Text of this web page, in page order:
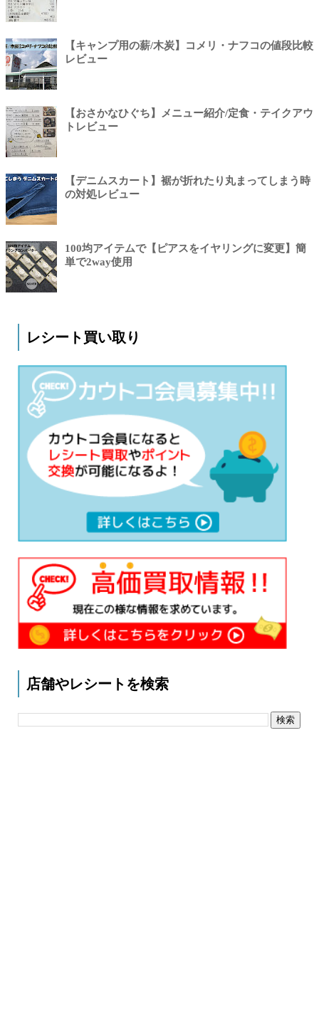
【キャンプ用の薪/木炭】コメリ・ナフコの値段比較
レビュー
【おさかなひぐち】メニュー紹介/定食・テイクアウ
トレビュー
【デニムスカート】裾が折れたり丸まってしまう時
の対処レビュー
100均アイテムで【ピアスをイヤリングに変更】簡
単で2way使用
レシート買い取り
店舗やレシートを検索